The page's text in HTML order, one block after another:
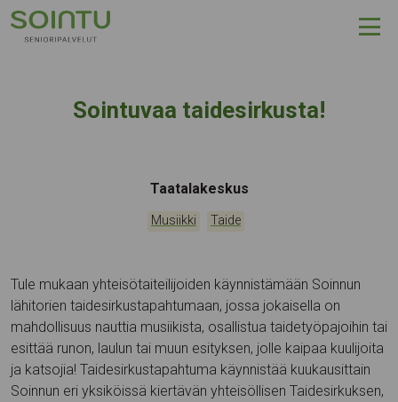
Hyppää sisältöön
Sointuvaa taidesirkusta!
Tapahtumapaikka:
Taatalakeskus
Kategoriat:
Musiikki Taide
Tule mukaan yhteisötaiteilijoiden käynnistämään Soinnun
lähitorien taidesirkustapahtumaan, jossa jokaisella on
mahdollisuus nauttia musiikista, osallistua taidetyöpajoihin tai
esittää runon, laulun tai muun esityksen, jolle kaipaa kuulijoita
ja katsojia! Taidesirkustapahtuma käynnistää kuukausittain
Soinnun eri yksiköissä kiertävän yhteisöllisen Taidesirkuksen,